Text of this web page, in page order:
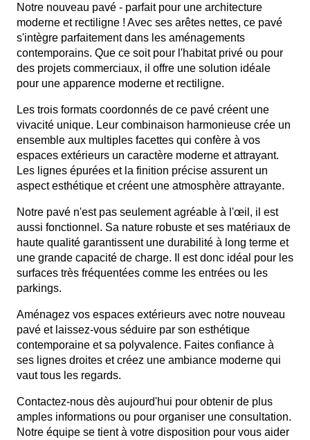
Notre nouveau pavé - parfait pour une architecture
moderne et rectiligne ! Avec ses arêtes nettes, ce pavé
s'intègre parfaitement dans les aménagements
contemporains. Que ce soit pour l'habitat privé ou pour
des projets commerciaux, il offre une solution idéale
pour une apparence moderne et rectiligne.
Les trois formats coordonnés de ce pavé créent une
vivacité unique. Leur combinaison harmonieuse crée un
ensemble aux multiples facettes qui confère à vos
espaces extérieurs un caractère moderne et attrayant.
Les lignes épurées et la finition précise assurent un
aspect esthétique et créent une atmosphère attrayante.
Notre pavé n'est pas seulement agréable à l'œil, il est
aussi fonctionnel. Sa nature robuste et ses matériaux de
haute qualité garantissent une durabilité à long terme et
une grande capacité de charge. Il est donc idéal pour les
surfaces très fréquentées comme les entrées ou les
parkings.
Aménagez vos espaces extérieurs avec notre nouveau
pavé et laissez-vous séduire par son esthétique
contemporaine et sa polyvalence. Faites confiance à
ses lignes droites et créez une ambiance moderne qui
vaut tous les regards.
Contactez-nous dès aujourd'hui pour obtenir de plus
amples informations ou pour organiser une consultation.
Notre équipe se tient à votre disposition pour vous aider